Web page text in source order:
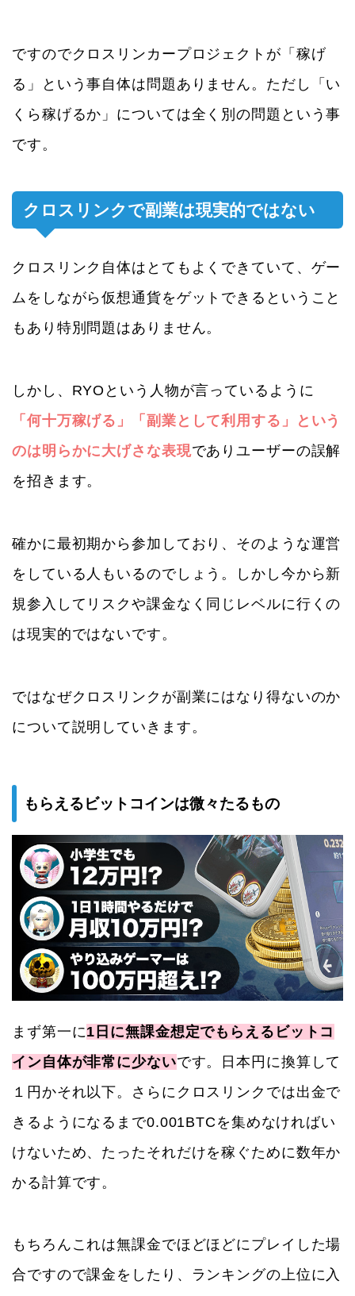
ですのでクロスリンカープロジェクトが「稼げ
る」という事自体は問題ありません。ただし「い
くら稼げるか」については全く別の問題という事
です。
クロスリンクで副業は現実的ではない
クロスリンク自体はとてもよくできていて、ゲー
ムをしながら仮想通貨をゲットできるということ
もあり特別問題はありません。
しかし、RYOという人物が言っているように
「何十万稼げる」「副業として利用する」という
のは明らかに大げさな表現でありユーザーの誤解
を招きます。
確かに最初期から参加しており、そのような運営
をしている人もいるのでしょう。しかし今から新
規参入してリスクや課金なく同じレベルに行くの
は現実的ではないです。
ではなぜクロスリンクが副業にはなり得ないのか
について説明していきます。
もらえるビットコインは微々たるもの
まず第一に1日に無課金想定でもらえるビットコ
イン自体が非常に少ないです。日本円に換算して
１円かそれ以下。さらにクロスリンクでは出金で
きるようになるまで0.001BTCを集めなければい
けないため、たったそれだけを稼ぐために数年か
かる計算です。
もちろんこれは無課金でほどほどにプレイした場
合ですので課金をしたり、ランキングの上位に入